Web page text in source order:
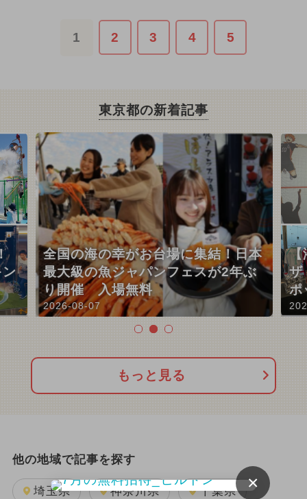
1 2 3 4 5
東京都の新着記事
ン
全国の海の幸がお台場に集結！日本
最大級の魚ジャパンフェスが2年ぶ
り開催 入場無料
2026-08-07
【
ザ
ポ
もっと見る
他の地域で記事を探す
埼玉県 神奈川県 千葉県 ×